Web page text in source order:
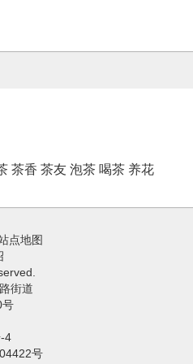
茶香 茶友 泡茶 喝茶 养花
点地图
街道
号
4
号